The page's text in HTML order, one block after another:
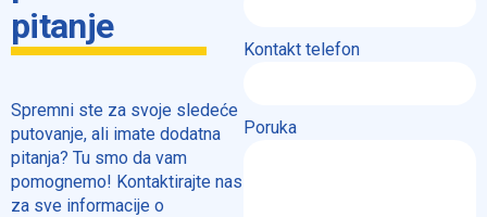
pitanje
Spremni ste za svoje sledeće
putovanje, ali imate dodatna
pitanja? Tu smo da vam
pomognemo! Kontaktirajte nas
za sve informacije o
Kontakt telefon
Poruka